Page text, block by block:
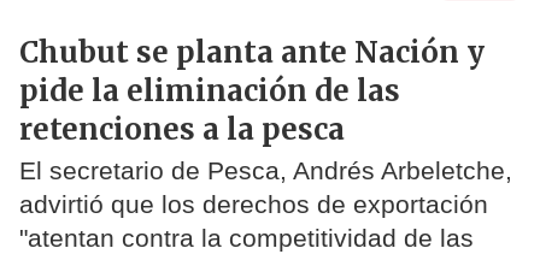
Chubut se planta ante Nación y
pide la eliminación de las
retenciones a la pesca
El secretario de Pesca, Andrés Arbeletche,
advirtió que los derechos de exportación
"atentan contra la competitividad de las